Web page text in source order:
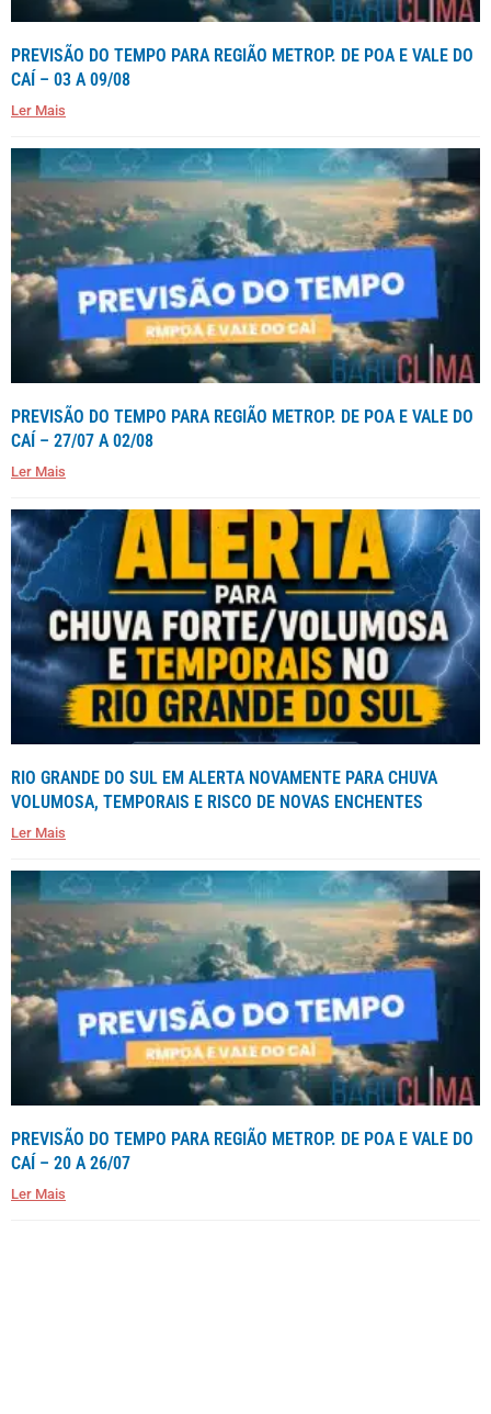
PREVISÃO DO TEMPO PARA REGIÃO METROP. DE POA E VALE DO
CAÍ – 03 A 09/08
Ler Mais
PREVISÃO DO TEMPO PARA REGIÃO METROP. DE POA E VALE DO
CAÍ – 27/07 A 02/08
Ler Mais
RIO GRANDE DO SUL EM ALERTA NOVAMENTE PARA CHUVA
VOLUMOSA, TEMPORAIS E RISCO DE NOVAS ENCHENTES
Ler Mais
PREVISÃO DO TEMPO PARA REGIÃO METROP. DE POA E VALE DO
CAÍ – 20 A 26/07
Ler Mais